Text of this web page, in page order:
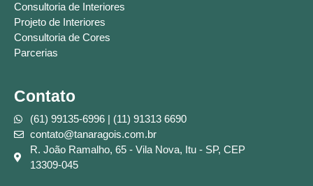
Consultoria de Interiores
Projeto de Interiores
Consultoria de Cores
Parcerias
Contato
(61) 99135-6996 | (11) 91313 6690
contato@tanaragois.com.br
R. João Ramalho, 65 - Vila Nova, Itu - SP, CEP
13309-045